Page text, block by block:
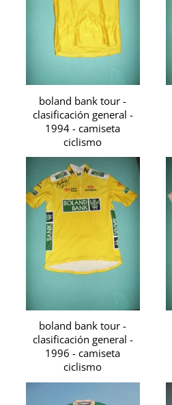
boland bank tour -
clasificación general -
1994 - camiseta
ciclismo
boland bank tour -
clasificación general -
1996 - camiseta
ciclismo